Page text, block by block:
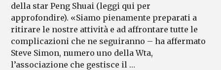
della star Peng Shuai (leggi qui per
approfondire). «Siamo pienamente preparati a
ritirare le nostre attività e ad affrontare tutte le
complicazioni che ne seguiranno – ha affermato
Steve Simon, numero uno della Wta,
l’associazione che gestisce il …